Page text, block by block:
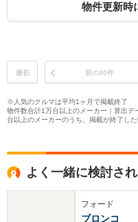
物件更新時
最初 前の30件
※人気のクルマは平均1ヶ月で掲載終了
物件数合計1万台以上のメーカー｜算出
台以上のメーカーのうち、掲載が終了し
よく一緒に検討さ
フォード
ブロンコ